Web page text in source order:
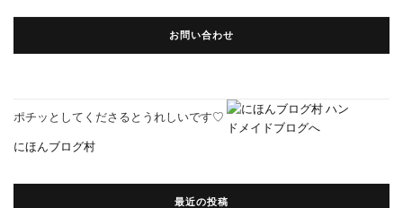
お問い合わせ
ポチッとしてくださるとうれしいです♡
にほんブログ村
最近の投稿